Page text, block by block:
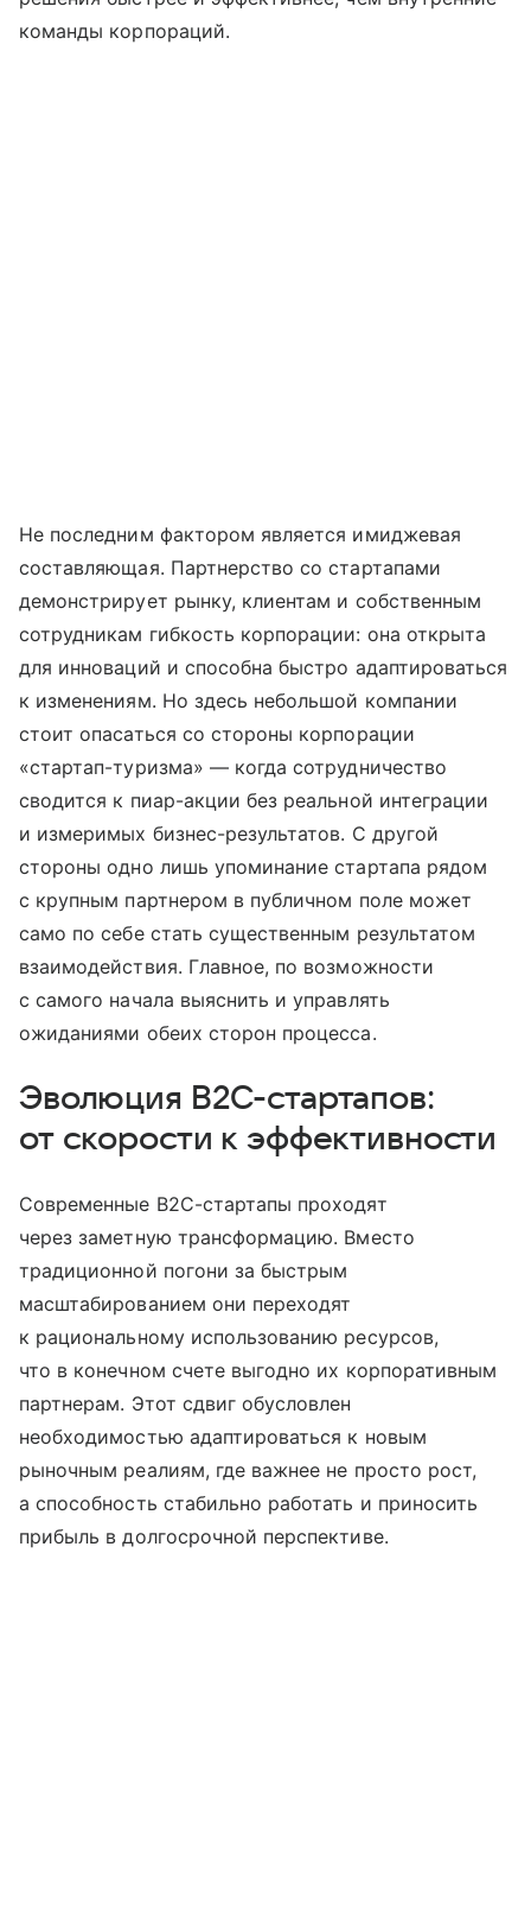
команды корпораций.
Не последним фактором является имиджевая
составляющая. Партнерство со стартапами
демонстрирует рынку, клиентам и собственным
сотрудникам гибкость корпорации: она открыта
для инноваций и способна быстро адаптироваться
к изменениям. Но здесь небольшой компании
стоит опасаться со стороны корпорации
«стартап-туризма» — когда сотрудничество
сводится к пиар-акции без реальной интеграции
и измеримых бизнес-результатов. С другой
стороны одно лишь упоминание стартапа рядом
с крупным партнером в публичном поле может
само по себе стать существенным результатом
взаимодействия. Главное, по возможности
с самого начала выяснить и управлять
ожиданиями обеих сторон процесса.
Эволюция B2C-стартапов:
от скорости к эффективности
Современные B2C-стартапы проходят
через заметную трансформацию. Вместо
традиционной погони за быстрым
масштабированием они переходят
к рациональному использованию ресурсов,
что в конечном счете выгодно их корпоративным
партнерам. Этот сдвиг обусловлен
необходимостью адаптироваться к новым
рыночным реалиям, где важнее не просто рост,
а способность стабильно работать и приносить
прибыль в долгосрочной перспективе.